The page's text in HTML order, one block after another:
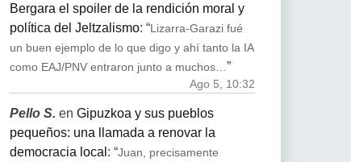
Bergara el spoiler de la rendición moral y
política del Jeltzalismo: “Lizarra-Garazi fué
un buen ejemplo de lo que digo y ahí tanto la IA
como EAJ/PNV entraron junto a muchos… ”
Ago 5, 10:32
Pello S. en Gipuzkoa y sus pueblos
pequeños: una llamada a renovar la
democracia local : “Juan, precisamente